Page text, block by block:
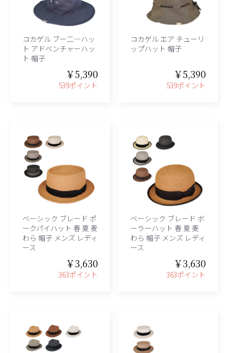
コカゲル ブー二―ハッ
ト アドベンチャーハッ
ト 帽子
￥5,390
539ポイント
コカゲル エア チューリ
ップハット 帽子
￥5,390
539ポイント
ベーシック ブレード ポ
ークパイハット 春 夏 麦
わら 帽子 メンズ レディ
ース
￥3,630
363ポイント
ベーシック ブレード ボ
ーラーハット 春 夏 麦
わら 帽子 メンズ レディ
ース
￥3,630
363ポイント